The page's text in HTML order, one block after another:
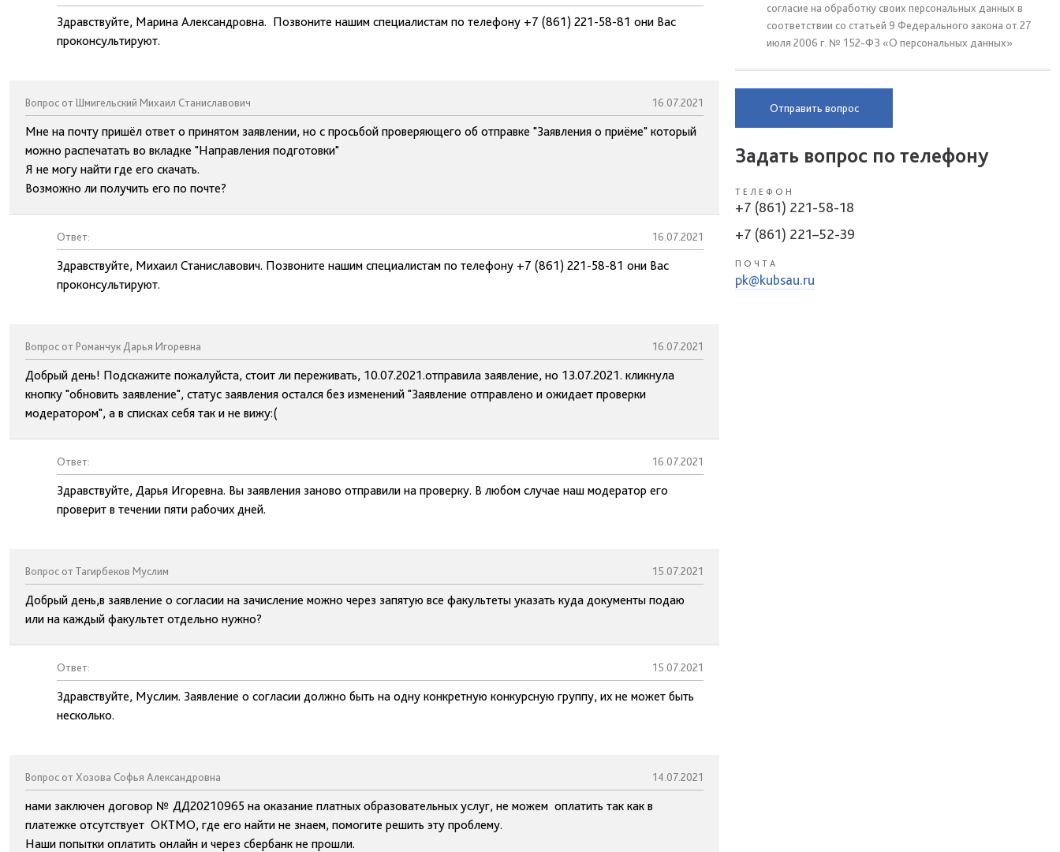
Здравствуйте, Марина Александровна. Позвоните нашим специалистам по телефону +7 (861) 221-58-81 они Вас
проконсультируют.
Вопрос от Шмигельский Михаил Станиславович 16.07.2021
Мне на почту пришёл ответ о принятом заявлении, но с просьбой проверяющего об отправке "Заявления о приёме" который
можно распечатать во вкладке "Направления подготовки"
Я не могу найти где его скачать.
Возможно ли получить его по почте?
Ответ: 16.07.2021
Здравствуйте, Михаил Станиславович. Позвоните нашим специалистам по телефону +7 (861) 221-58-81 они Вас
проконсультируют.
Вопрос от Романчук Дарья Игоревна 16.07.2021
Добрый день! Подскажите пожалуйста, стоит ли переживать, 10.07.2021.отправила заявление, но 13.07.2021. кликнула
кнопку "обновить заявление", статус заявления остался без изменений "Заявление отправлено и ожидает проверки
модератором", а в списках себя так и не вижу:(
Ответ: 16.07.2021
Здравствуйте, Дарья Игоревна. Вы заявления заново отправили на проверку. В любом случае наш модератор его
проверит в течении пяти рабочих дней.
Вопрос от Тагирбеков Муслим 15.07.2021
Добрый день,в заявление о согласии на зачисление можно через запятую все факультеты указать куда документы подаю
или на каждый факультет отдельно нужно?
Ответ: 15.07.2021
Здравствуйте, Муслим. Заявление о согласии должно быть на одну конкретную конкурсную группу, их не может быть
несколько.
Вопрос от Хозова Софья Александровна 14.07.2021
нами заключен договор № ДД20210965 на оказание платных образовательных услуг, не можем оплатить так как в
платежке отсутствует ОКТМО, где его найти не знаем, помогите решить эту проблему.
Наши попытки оплатить онлайн и через сбербанк не прошли.
согласие на обработку своих персональных данных в
соответствии со статьей 9 Федерального закона от 27
июля 2006 г. № 152-ФЗ «О персональных данных»
Отправить вопрос
Задать вопрос по телефону
ТЕЛЕФОН
+7 (861) 221-58-18
+7 (861) 221–52-39
ПОЧТА
pk@kubsau.ru